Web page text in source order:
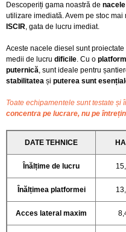
Descoperiți gama noastră de
utilizare imediată. Avem pe stoc mai
ISCIR, gata de lucru imediat.
Aceste nacele diesel sunt proiectate
medii de lucru dificile. Cu o
puternică, sunt ideale pentru
stabilitatea și puterea sunt
Toate echipamentele sunt testate și
concentra pe lucrare, nu pe
DATE TEHNICE
Înălțime de lucru
Înălțimea platformei
Acces lateral maxim